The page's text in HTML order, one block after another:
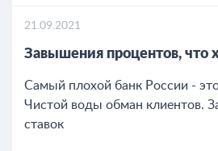
21.09.2021
Завышения процентов, что
Самый плохой банк России -
Чистой воды обман клиентов.
ставок